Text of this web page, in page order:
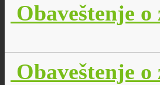
Obaveštenje
Obaveštenje